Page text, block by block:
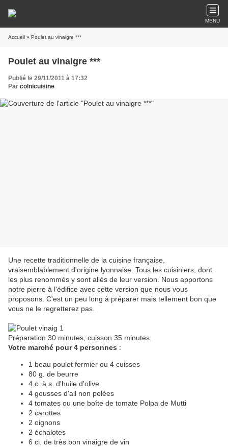
MENU
Accueil » Poulet au vinaigre ***
Poulet au vinaigre ***
Publié le 29/11/2011 à 17:32
Par colnicuisine
Une recette traditionnelle de la cuisine française,
vraisemblablement d'origine lyonnaise. Tous les cuisiniers, dont
les plus renommés y sont allés de leur version. Nous apportons
notre pierre à l'édifice avec cette version que nous vous
proposons. C'est un peu long à préparer mais tellement bon que
vous ne le regretterez pas.
Préparation 30 minutes, cuisson 35 minutes.
Votre marché pour 4 personnes :
1 beau poulet fermier ou 4 cuisses
80 g. de beurre
4 c. à s. d'huile d'olive
4 gousses d'ail non pelées
4 tomates ou une boîte de tomate Polpa de Mutti
2 carottes
2 oignons
2 échalotes
6 cl. de très bon vinaigre de vin